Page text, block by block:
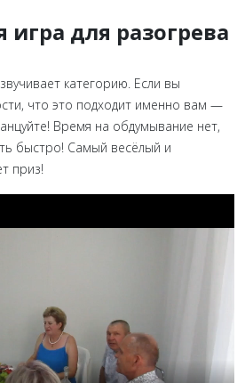
игра для разогрева
категорию. Если вы
что это подходит именно вам —
Время на обдумывание нет,
быстро! Самый весёлый и
приз!